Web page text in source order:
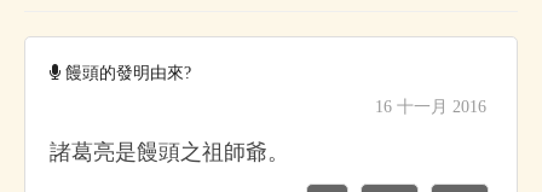
饅頭的發明由來?
16 十一月 2016
諸葛亮是饅頭之祖師爺。